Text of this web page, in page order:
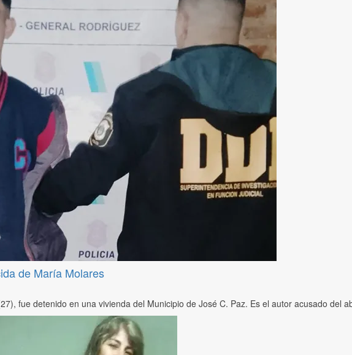
de María Molares
fue detenido en una vivienda del Municipio de José C. Paz. Es el autor acusado del